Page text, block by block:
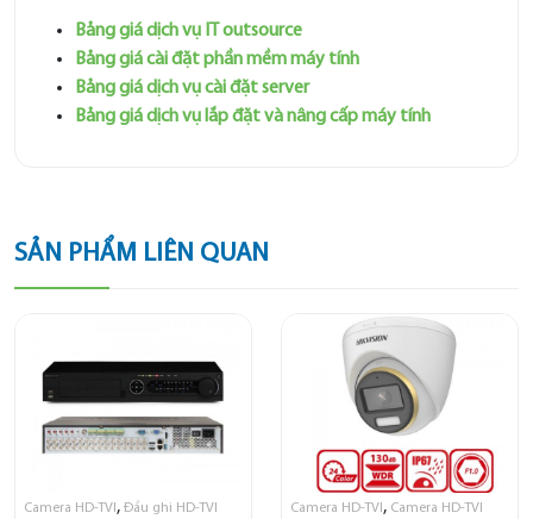
Bảng giá dịch vụ IT outsource
Bảng giá cài đặt phần mềm máy tính
Bảng giá dịch vụ cài đặt server
Bảng giá dịch vụ lắp đặt và nâng cấp máy tính
SẢN PHẨM LIÊN QUAN
Camera HD-TVI , Đầu ghi HD-TVI Camera HD-TVI , Camera HD-TVI